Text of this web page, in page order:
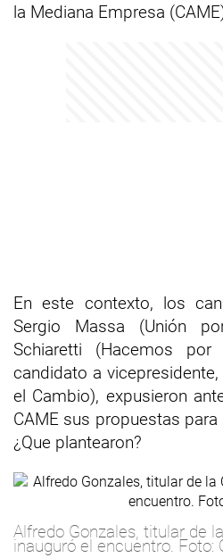
la Mediana Empresa
En este contexto, los
Sergio Massa (Unión
Schiaretti (Hacemos
candidato a
el Cambio), expusieron
CAME sus propuestas
¿Que plantearon?
Alfredo Gonzales, titular de
inauguró el encuentro. Foto: